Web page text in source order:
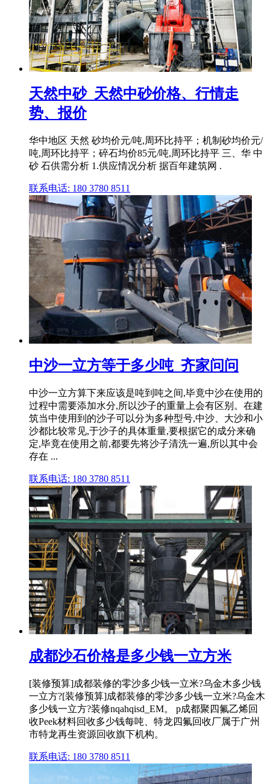
天然中砂_天然中砂价格、行情走
势、报价
华中地区 天然 砂均价元/吨,周环比持平；机制砂均价元/
吨,周环比持平；碎石均价85元/吨,周环比持平 三、华 中
砂 石供需分析 1.供应情况分析 据百年建筑网 .
联系电话: 180 3780 8511
中沙一立方等于多少吨_齐家问问
中沙一立方算下来应该是吨到吨之间,毕竟中沙在使用的
过程中需要添加水分,所以沙子的重量上会有区别。在建
筑当中使用到的沙子可以分为多种型号,中沙、大沙和小
沙都比较常见,于沙子的具体重量,要根据它的成分来确
定,毕竟在使用之前,都要先将沙子清洗一遍,所以其中会
存在 ...
联系电话: 180 3780 8511
成都沙石价格是多少钱一立方米
[装修预算]成都装修的零沙多少钱一立米?乌金木多少钱
一立方?[装修预算]成都装修的零沙多少钱一立米?乌金木
多少钱一立方?装修nqahqisd_EM。 p成都聚四氟乙烯回
收Peek材料回收多少钱每吨、特龙四氟回收厂属于广州
市特龙再生资源回收旗下机构。
联系电话: 180 3780 8511